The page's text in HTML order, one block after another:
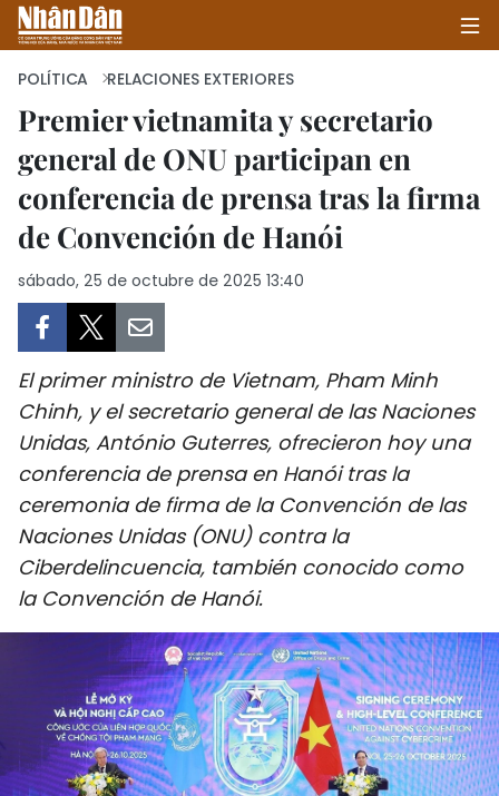
INICIO
POLÍTICA
SALUD - MEDIO AMBIENTE
CULTURA - ENTRETENIMIENTO
INTERNACIONAL
DEPORTES
VIAJES
PUENTE DE AMISTAD
HISTORIAS MULTIMEDIA
FOTOGRAFÍA
POLÍTICA RELACIONES EXTERIORES
Premier vietnamita y secretario
general de ONU participan en
conferencia de prensa tras la firma
de Convención de Hanói
sábado, 25 de octubre de 2025 13:40
El primer ministro de Vietnam, Pham Minh
Chinh, y el secretario general de las Naciones
Unidas, António Guterres, ofrecieron hoy una
conferencia de prensa en Hanói tras la
ceremonia de firma de la Convención de las
Naciones Unidas (ONU) contra la
Ciberdelincuencia, también conocido como
la Convención de Hanói.